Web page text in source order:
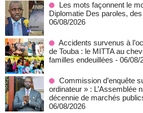
Les mots façonnent le
Diplomatie Des paroles,
06/08/2026
Accidents survenus à
de Touba : le MITTA au
familles endeuillées - 06/08/
Commission d’enquête
ordinateur » : L’Assemblée
décennie de marchés
06/08/2026